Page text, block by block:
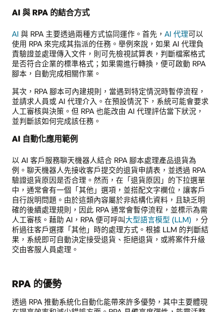
AI 與 RPA 的結合方式
AI 與 RPA 主要透過兩種方式協同運作。首先， AI 代理可以
使用 RPA 來完成其指派的任務。舉例來說，如果 AI 代理負
責驗證並處理傳入文件，則可先檢視試算表，判斷檔案格式
是否符合企業的標準格式；如果需進行轉換，便可啟動 RPA
腳本，自動完成相關作業。
其次，RPA 腳本可內建規則，當遇到特定情況時暫停流程，
並請求人員或 AI 代理介入。在預設情況下，系統可能會要求
人工審核與決策。但 RPA 也能改由 AI 代理評估當下狀況，
並判斷該如何完成該任務。
AI 自動化應用範例
以 AI 客戶服務聊天機器人結合 RPA 腳本處理產品退貨為
例。聊天機器人先接收客戶提交的退貨申請表，並透過 RPA
驗證退貨原因是否合理。然而，在「退貨原因」的下拉選單
中，通常會有一個「其他」選項，並搭配文字欄位，讓客戶
自行說明問題。由於這類內容屬於非結構化資料，且缺乏明
確的後續處理規則，因此 RPA 通常會暫停流程，並標示為需
人工審核。藉助 AI，RPA 便可呼叫大型語言模型 (LLM) ，分
析過往客戶選擇「其他」時的處理方式。根據 LLM 的判斷結
果，系統即可自動決定接受退貨、拒絕退貨，或將案件升級
交由客服人員處理。
RPA 的優勢
透過 RPA 推動系統化自動化能帶來許多優勢，其中主要體現